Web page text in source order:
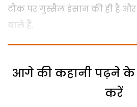
टौक पर गुस्सैल इंसान की ही है और
वाले हैं.
आगे की कहानी पढ़ने के
करें